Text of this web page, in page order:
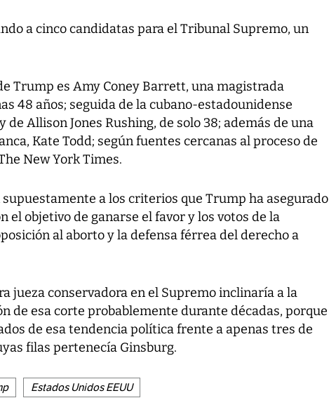
a cinco candidatas para el Tribunal Supremo, un
Trump es Amy Coney Barrett, una magistrada
48 años; seguida de la cubano-estadounidense
de Allison Jones Rushing, de solo 38; además de una
Kate Todd; según fuentes cercanas al proceso de
New York Times.
supuestamente a los criterios que Trump ha asegurado
el objetivo de ganarse el favor y los votos de la
al aborto y la defensa férrea del derecho a
jueza conservadora en el Supremo inclinaría a la
de esa corte probablemente durante décadas, porque
de esa tendencia política frente a apenas tres de
filas pertenecía Ginsburg.
Estados Unidos EEUU